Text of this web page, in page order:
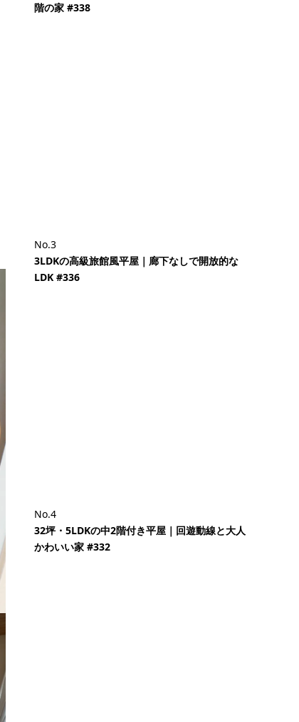
階の家 #338
No.3
3LDKの高級旅館風平屋｜廊下なしで開放的な
LDK #336
No.4
32坪・5LDKの中2階付き平屋｜回遊動線と大人
かわいい家 #332